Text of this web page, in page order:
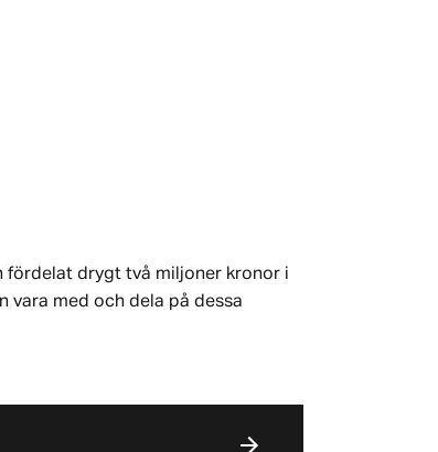
fördelat drygt två miljoner kronor i
vara med och dela på dessa